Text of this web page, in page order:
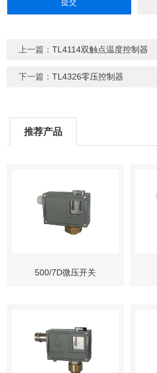
上一篇：TL4114双触点温度控制器
下一篇：TL4326零压控制器
推荐产品
500/7D微压开关